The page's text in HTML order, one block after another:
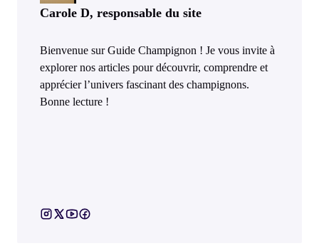
Carole D, responsable du site
Bienvenue sur Guide Champignon ! Je vous invite à
explorer nos articles pour découvrir, comprendre et
apprécier l’univers fascinant des champignons.
Bonne lecture !